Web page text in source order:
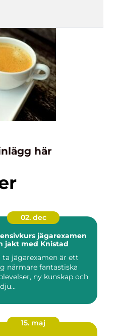
här
02. dec
jägarexamen
jakt med Knistad
jägarexamen är ett
närmare fantastiska
ny kunskap och
15. maj